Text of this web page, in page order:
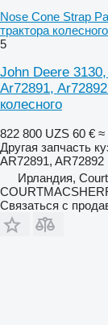
Nose Cone Strap
трактора колесного
5
John Deere
Ar72891,
колесного
822 800 UZS 60 € ≈
Другая запчасть
AR72891, AR72892
Ирландия,
Связаться с